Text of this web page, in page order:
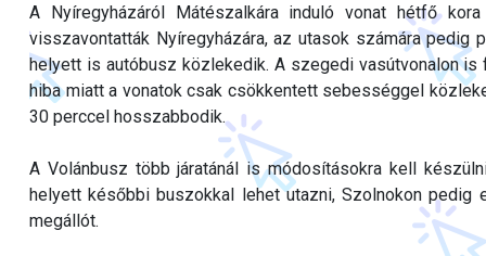
A Nyíregyházáról Mátészalkára induló vonat hétfő
visszavontatták Nyíregyházára, az utasok számára
helyett is autóbusz közlekedik. A szegedi vasútvonalon
hiba miatt a vonatok csak csökkentett sebességgel
30 perccel hosszabbodik.
A Volánbusz több járatánál is módosításokra kell
helyett későbbi buszokkal lehet utazni, Szolnokon
megállót.